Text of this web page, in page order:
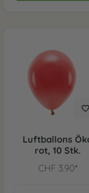
Luftballons
rot, 10 Stk.
CHF 3.90*